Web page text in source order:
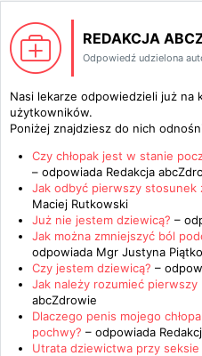
REDAKCJA
Odpowiedź udzielona
Nasi lekarze odpowiedzieli już na
użytkowników.
Poniżej znajdziesz do nich
Czy chłopak jest w stanie
– odpowiada Redakcja
Jak odbyć pierwszy stosunek
Maciej Rutkowski
Już nie jestem dziewicą? –
Jak można zmniejszyć ból
odpowiada Mgr Justyna
Czy jestem dziewicą? –
Jak należy rozumieć pierwszy
abcZdrowie
Dlaczego penis mojego
pochwy? – odpowiada
Utrata dziewictwa przy seksie